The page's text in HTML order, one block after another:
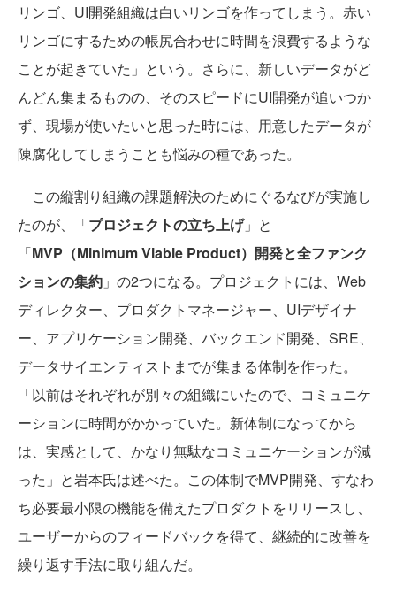
リンゴ、UI開発組織は白いリンゴを作ってしまう。赤い
リンゴにするための帳尻合わせに時間を浪費するような
ことが起きていた」という。さらに、新しいデータがど
んどん集まるものの、そのスピードにUI開発が追いつか
ず、現場が使いたいと思った時には、用意したデータが
陳腐化してしまうことも悩みの種であった。
この縦割り組織の課題解決のためにぐるなびが実施し
たのが、「プロジェクトの立ち上げ」と
「MVP（Minimum Viable Product）開発と全ファンク
ションの集約 」の2つになる。プロジェクトには、Web
ディレクター、プロダクトマネージャー、UIデザイナ
ー、アプリケーション開発、バックエンド開発、SRE、
データサイエンティストまでが集まる体制を作った。
「以前はそれぞれが別々の組織にいたので、コミュニケ
ーションに時間がかかっていた。新体制になってから
は、実感として、かなり無駄なコミュニケーションが減
った」と岩本氏は述べた。この体制でMVP開発、すなわ
ち必要最小限の機能を備えたプロダクトをリリースし、
ユーザーからのフィードバックを得て、継続的に改善を
繰り返す手法に取り組んだ。